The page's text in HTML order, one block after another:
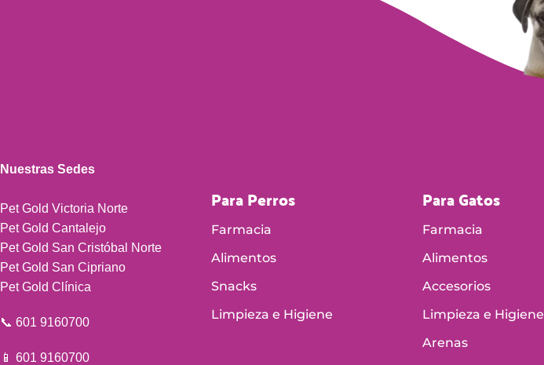
Nuestras Sedes
Pet Gold Victoria Norte
Pet Gold Cantalejo
Pet Gold San Cristóbal Norte
Pet Gold San Cipriano
Pet Gold Clínica
📞 601 9160700
📱 601 9160700
Para Perros
Farmacia
Alimentos
Snacks
Limpieza e Higiene
Para Gatos
Farmacia
Alimentos
Accesorios
Limpieza e Higiene
Arenas